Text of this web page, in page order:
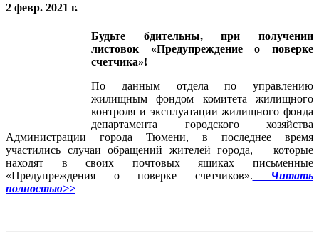
2 февр. 2021 г.
Будьте бдительны, при получении
листовок «Предупреждение о поверке
счетчика»!
По данным отдела по управлению
жилищным фондом комитета жилищного
контроля и эксплуатации жилищного фонда
департамента городского хозяйства
Администрации города Тюмени, в последнее время
участились случаи обращений жителей города, которые
находят в своих почтовых ящиках письменные
«Предупреждения о поверке счетчиков».
Читать
полностью>>